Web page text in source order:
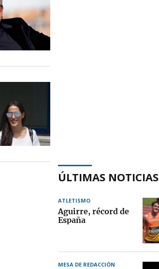
ÚLTIMAS NOTICIAS
ATLETISMO
Aguirre, récord de
España
MESA DE REDACCIÓN